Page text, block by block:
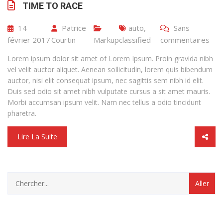
TIME TO RACE
14
février 2017
Patrice
Courtin
Markup
auto,
classified
Sans
commentaires
Lorem ipsum dolor sit amet of Lorem Ipsum. Proin gravida nibh
vel velit auctor aliquet. Aenean sollicitudin, lorem quis bibendum
auctor, nisi elit consequat ipsum, nec sagittis sem nibh id elit.
Duis sed odio sit amet nibh vulputate cursus a sit amet mauris.
Morbi accumsan ipsum velit. Nam nec tellus a odio tincidunt
pharetra.
Lire La Suite
with